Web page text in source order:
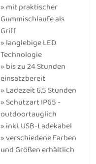
» mit praktischer
Gummischlaufe als
Griff
» langlebige LED
Technologie
» bis zu 24 Stunden
einsatzbereit
» Ladezeit 6,5 Stunden
» Schutzart IP65 -
outdoortauglich
» inkl. USB-Ladekabel
» verschiedene Farben
und Größen erhältlich